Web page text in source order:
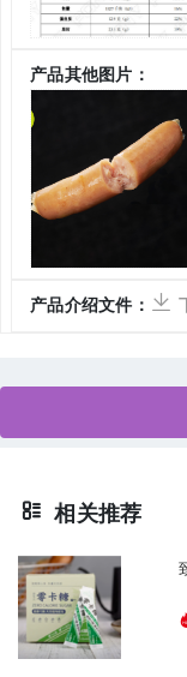
产品其他图片：
产品介绍文件：
相关推荐